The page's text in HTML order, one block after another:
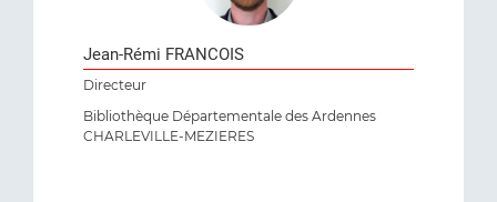
Jean-Rémi FRANCOIS
Directeur
Bibliothèque Départementale des Ardennes
CHARLEVILLE-MEZIERES